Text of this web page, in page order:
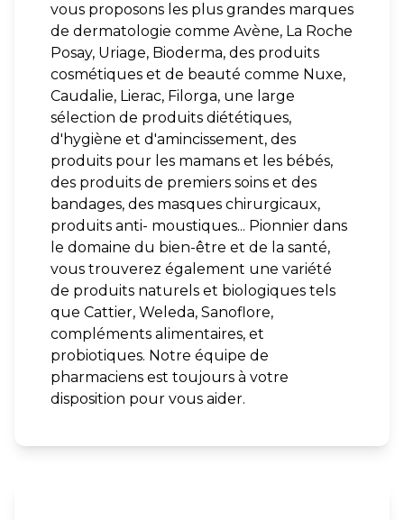
vous proposons les plus grandes marques
de dermatologie comme Avène, La Roche
Posay, Uriage, Bioderma, des produits
cosmétiques et de beauté comme Nuxe,
Caudalie, Lierac, Filorga, une large
sélection de produits diététiques,
d'hygiène et d'amincissement, des
produits pour les mamans et les bébés,
des produits de premiers soins et des
bandages, des masques chirurgicaux,
produits anti- moustiques... Pionnier dans
le domaine du bien-être et de la santé,
vous trouverez également une variété
de produits naturels et biologiques tels
que Cattier, Weleda, Sanoflore,
compléments alimentaires, et
probiotiques. Notre équipe de
pharmaciens est toujours à votre
disposition pour vous aider.